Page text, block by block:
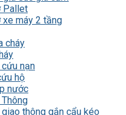
Pallet
xe máy 2 tầng
cháy
nạn
hộ
nước
thông gắn cẩu kéo